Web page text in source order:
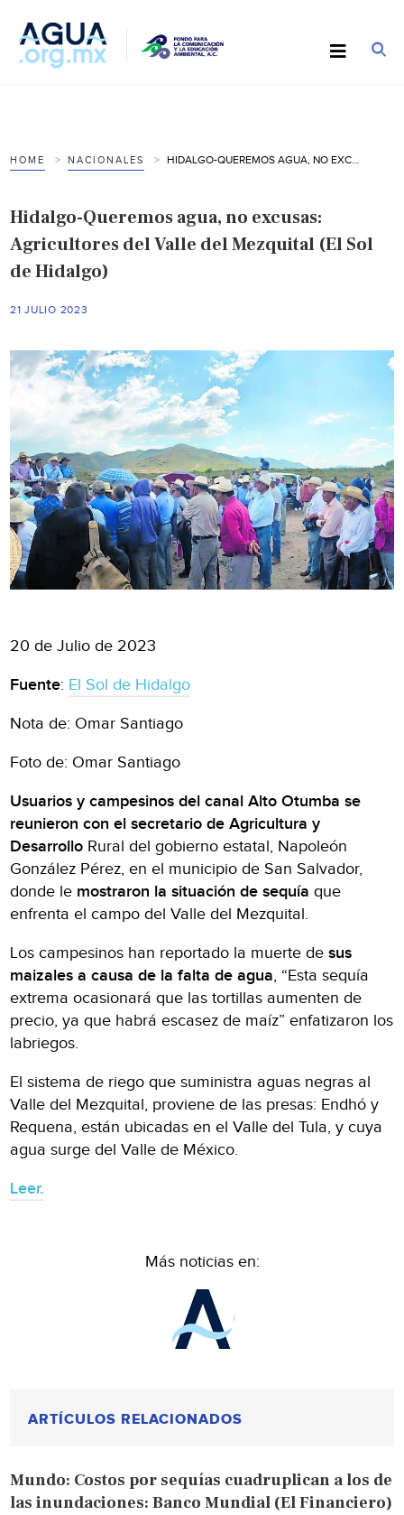
HOME NACIONALES
Hidalgo-Queremos agua, no excusas:
Agricultores del Valle del Mezquital (El Sol
de Hidalgo)
21 JULIO 2023
20 de Julio de 2023
Fuente: El Sol de Hidalgo
Nota de: Omar Santiago
Foto de: Omar Santiago
Usuarios y campesinos del canal Alto Otumba se
reunieron con el secretario de Agricultura y
Desarrollo Rural del gobierno estatal, Napoleón
González Pérez, en el municipio de San Salvador,
donde le mostraron la situación de sequía que
enfrenta el campo del Valle del Mezquital.
Los campesinos han reportado la muerte desus
maizales a causa de la falta de agua, “Esta sequía
extrema ocasionará que las tortillas aumenten de
precio, ya que habrá escasez de maíz” enfatizaron los
labriegos.
El sistema de riego que suministra aguas negras al
Valle del Mezquital, proviene de las presas: Endhó y
Requena, están ubicadas en el Valle del Tula, y cuya
agua surge del Valle de México.
Leer.
Más noticias en:
ARTÍCULOS RELACIONADOS
Mundo: Costos por sequías cuadruplican a los de
las inundaciones: Banco Mundial (El Financiero)